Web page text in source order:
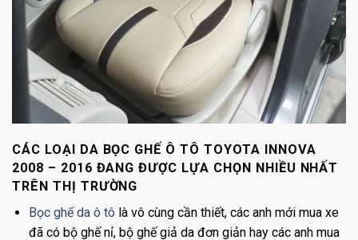
CÁC LOẠI DA BỌC GHẾ Ô TÔ TOYOTA INNOVA
2008 – 2016 ĐANG ĐƯỢC LỰA CHỌN NHIỀU NHẤT
TRÊN THỊ TRƯỜNG
Bọc ghế da ô tô là vô cùng cần thiết, các anh mới mua xe
đã có bộ ghế nỉ, bộ ghế giả da đơn giản hay các anh mua